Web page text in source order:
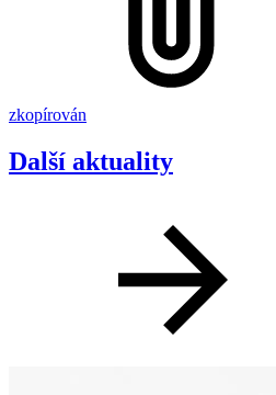
zkopírován
Další aktuality